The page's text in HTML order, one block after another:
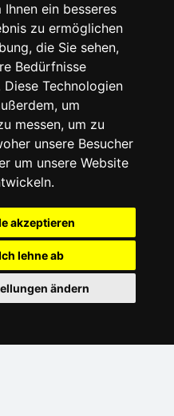
Ihnen ein besseres
zu ermöglichen
die Sie sehen,
Bedürfnisse
Diese Technologien
um
messen, um zu
unsere Besucher
um unsere Website
akzeptieren
lehne ab
ändern
am billigsten?